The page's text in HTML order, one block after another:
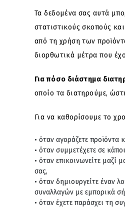
Τα δεδομένα σας αυτά
στατιστικούς σκοπούς
από τη χρήση των
διορθωτικά μέτρα που
Για πόσο διάστημα
οποίο τα διατηρούμε,
Για να καθορίσουμε το
όταν αγοράζετε προϊόντα
όταν συμμετέχετε σε
όταν επικοινωνείτε μαζί
σας,
όταν δημιουργείτε έναν
συναλλαγών με εμπορικά
όταν έχετε παράσχει τη